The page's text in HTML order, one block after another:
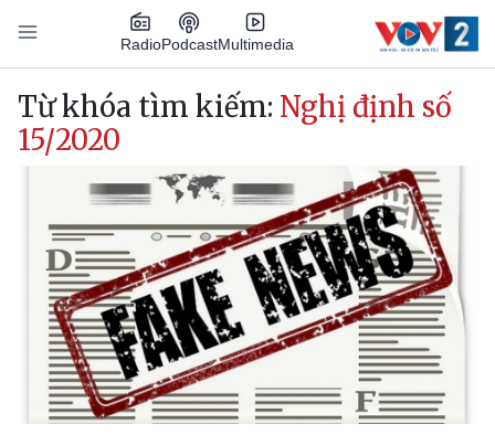
Nhảy đến nội dung
RadioPodcastMultimedia
Main navigation
Từ khóa tìm kiếm: Nghị định số
15/2020